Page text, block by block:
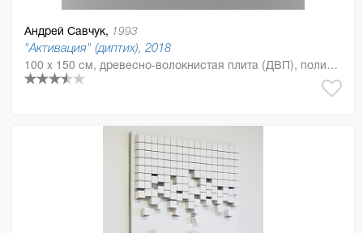
Андрей Савчук, 1993
"Активация" (диптих), 2018
100 x 150 см, древесно-волокнистая плита (ДВП), полиуретан